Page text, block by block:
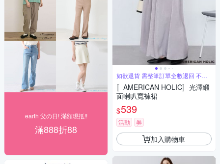
earth 父の日! 滿額現抵!!
滿888折88
如欲退貨 需整筆訂單全數退回 不能
單退
〚AMERICAN HOLIC〛光澤緞
面喇叭寬褲裙
$539
活動 券
加入購物車